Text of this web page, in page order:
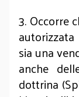
3. Occorre
autorizzata
sia una
anche
dottrina